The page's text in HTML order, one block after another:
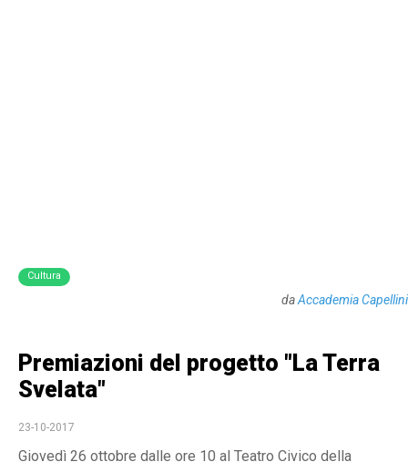
Cultura
daAccademia Capellini
Premiazioni del progetto "La Terra
Svelata"
23-10-2017
Giovedì 26 ottobre dalle ore 10 al Teatro Civico della